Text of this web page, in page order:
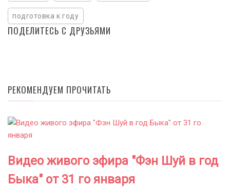
подготовка к году
ПОДЕЛИТЕСЬ С ДРУЗЬЯМИ
РЕКОМЕНДУЕМ ПРОЧИТАТЬ
Видео живого эфира "Фэн Шуй в год
Быка" от 31 го января